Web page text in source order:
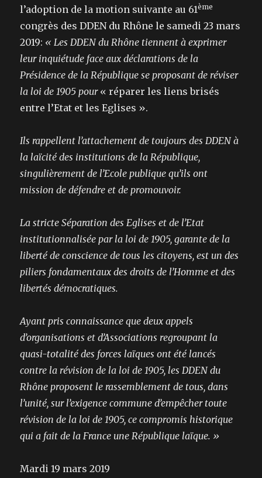
l’adoption de la motion suivante au 61ème
congrès des DDEN du Rhône le samedi 23 mars
2019: « Les DDEN du Rhône tiennent à exprimer
leur inquiétude face aux déclarations de la
Présidence de la République se proposant de réviser
la loi de 1905 pour « réparer les liens brisés
entre l’Etat et les Eglises ».
Ils rappellent l’attachement de toujours des DDEN à
la laïcité des institutions de la République,
singulièrement de l’Ecole publique qu’ils ont
mission de défendre et de promouvoir.
La stricte Séparation des Eglises et de l’Etat
institutionnalisée par la loi de 1905, garante de la
liberté de conscience de tous les citoyens, est un des
piliers fondamentaux des droits de l’Homme et des
libertés démocratiques.
Ayant pris connaissance que deux appels
d’organisations et d’Associations regroupant la
quasi-totalité des forces laïques ont été lancés
contre la révision de la loi de 1905, les DDEN du
Rhône proposent le rassemblement de tous, dans
l’unité, sur l’exigence commune d’empêcher toute
révision de la loi de 1905, ce compromis historique
qui a fait de la France une République laïque. »
Mardi 19 mars 2019